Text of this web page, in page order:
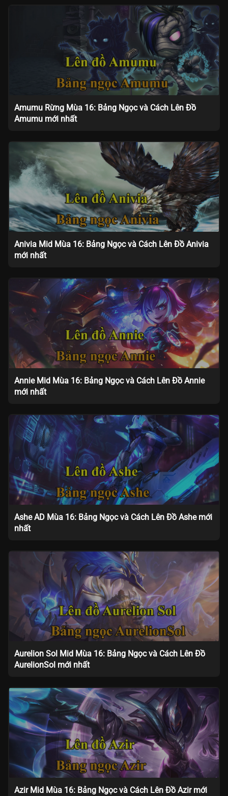
Amumu Rừng Mùa 16: Bảng Ngọc và Cách Lên Đồ
Amumu mới nhất
Anivia Mid Mùa 16: Bảng Ngọc và Cách Lên Đồ Anivia
mới nhất
Annie Mid Mùa 16: Bảng Ngọc và Cách Lên Đồ Annie
mới nhất
Ashe AD Mùa 16: Bảng Ngọc và Cách Lên Đồ Ashe mới
nhất
Aurelion Sol Mid Mùa 16: Bảng Ngọc và Cách Lên Đồ
AurelionSol mới nhất
Azir Mid Mùa 16: Bảng Ngọc và Cách Lên Đồ Azir mới